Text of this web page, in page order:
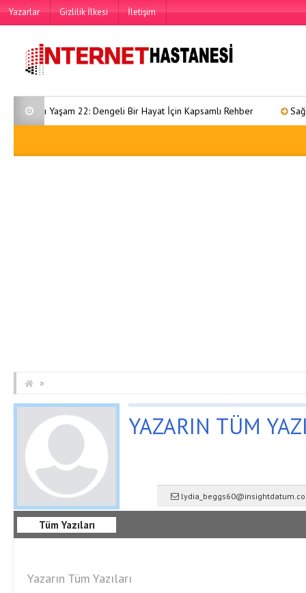
Yazarlar Gizlilik İlkesi İletişim
Yaşam 22: Dengeli Bir Hayat İçin Kapsamlı Rehber Sağlıklı
»
Tüm Yazıları
YAZARIN TÜM
Yazarın Tüm Yazıları